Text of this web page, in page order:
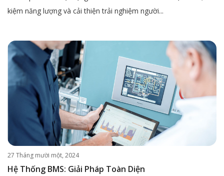
kiệm năng lượng và cải thiện trải nghiệm người...
27 Tháng mười một, 2024
Hệ Thống BMS: Giải Pháp Toàn Diện